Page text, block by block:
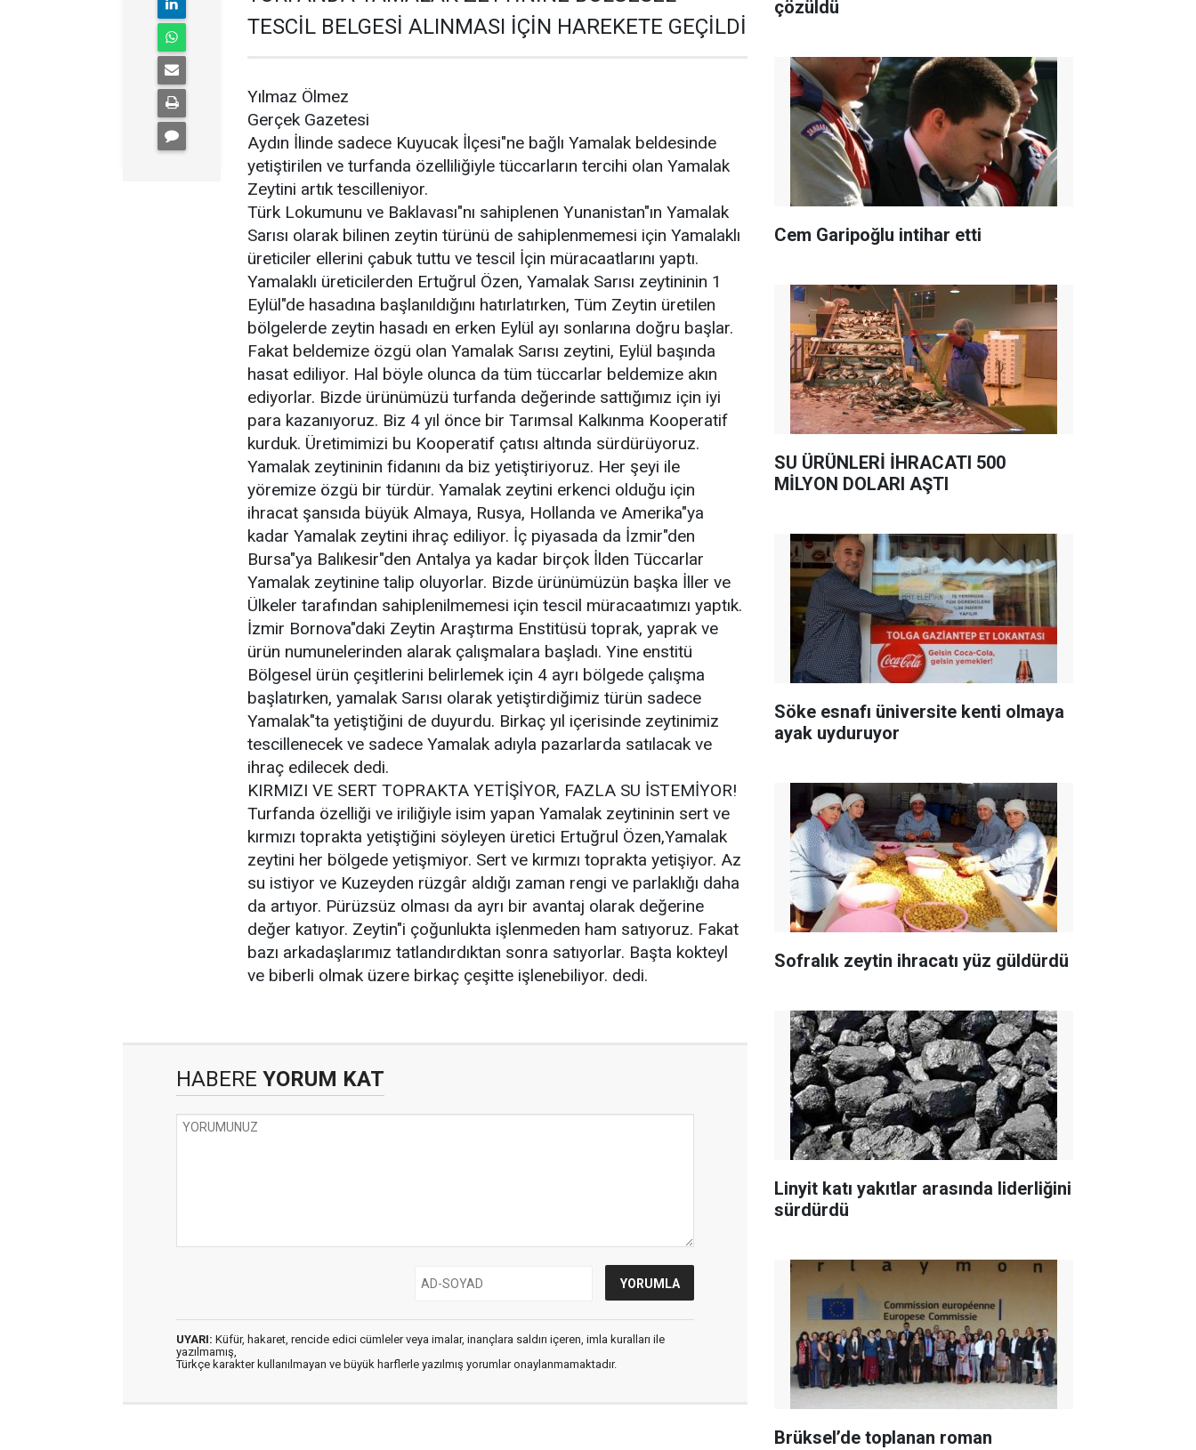
TESCİL BELGESİ ALINMASI İÇİN HAREKETE GEÇİLDİ
Yılmaz Ölmez
Gerçek Gazetesi
Aydın İlinde sadece Kuyucak İlçesi"ne bağlı Yamalak beldesinde
yetiştirilen ve turfanda özelliliğiyle tüccarların tercihi olan Yamalak
Zeytini artık tescilleniyor.
Türk Lokumunu ve Baklavası"nı sahiplenen Yunanistan"ın Yamalak
Sarısı olarak bilinen zeytin türünü de sahiplenmemesi için Yamalaklı
üreticiler ellerini çabuk tuttu ve tescil İçin müracaatlarını yaptı.
Yamalaklı üreticilerden Ertuğrul Özen, Yamalak Sarısı zeytininin 1
Eylül"de hasadına başlanıldığını hatırlatırken, Tüm Zeytin üretilen
bölgelerde zeytin hasadı en erken Eylül ayı sonlarına doğru başlar.
Fakat beldemize özgü olan Yamalak Sarısı zeytini, Eylül başında
hasat ediliyor. Hal böyle olunca da tüm tüccarlar beldemize akın
ediyorlar. Bizde ürünümüzü turfanda değerinde sattığımız için iyi
para kazanıyoruz. Biz 4 yıl önce bir Tarımsal Kalkınma Kooperatif
kurduk. Üretimimizi bu Kooperatif çatısı altında sürdürüyoruz.
Yamalak zeytininin fidanını da biz yetiştiriyoruz. Her şeyi ile
yöremize özgü bir türdür. Yamalak zeytini erkenci olduğu için
ihracat şansıda büyük Almaya, Rusya, Hollanda ve Amerika"ya
kadar Yamalak zeytini ihraç ediliyor. İç piyasada da İzmir"den
Bursa"ya Balıkesir"den Antalya ya kadar birçok İlden Tüccarlar
Yamalak zeytinine talip oluyorlar. Bizde ürünümüzün başka İller ve
Ülkeler tarafından sahiplenilmemesi için tescil müracaatımızı yaptık.
İzmir Bornova"daki Zeytin Araştırma Enstitüsü toprak, yaprak ve
ürün numunelerinden alarak çalışmalara başladı. Yine enstitü
Bölgesel ürün çeşitlerini belirlemek için 4 ayrı bölgede çalışma
başlatırken, yamalak Sarısı olarak yetiştirdiğimiz türün sadece
Yamalak"ta yetiştiğini de duyurdu. Birkaç yıl içerisinde zeytinimiz
tescillenecek ve sadece Yamalak adıyla pazarlarda satılacak ve
ihraç edilecek dedi.
KIRMIZI VE SERT TOPRAKTA YETİŞİYOR, FAZLA SU İSTEMİYOR!
Turfanda özelliği ve iriliğiyle isim yapan Yamalak zeytininin sert ve
kırmızı toprakta yetiştiğini söyleyen üretici Ertuğrul Özen,Yamalak
zeytini her bölgede yetişmiyor. Sert ve kırmızı toprakta yetişiyor. Az
su istiyor ve Kuzeyden rüzgâr aldığı zaman rengi ve parlaklığı daha
da artıyor. Pürüzsüz olması da ayrı bir avantaj olarak değerine
değer katıyor. Zeytin"i çoğunlukta işlenmeden ham satıyoruz. Fakat
bazı arkadaşlarımız tatlandırdıktan sonra satıyorlar. Başta kokteyl
ve biberli olmak üzere birkaç çeşitte işlenebiliyor. dedi.
HABERE YORUM KAT
UYARI: Küfür, hakaret, rencide edici cümleler veya imalar, inançlara saldırı içeren, imla kuralları ile
yazılmamış,
Türkçe karakter kullanılmayan ve büyük harflerle yazılmış yorumlar onaylanmamaktadır.
çözüldü
Cem Garipoğlu intihar etti
SU ÜRÜNLERİ İHRACATI 500
MİLYON DOLARI AŞTI
Söke esnafı üniversite kenti olmaya
ayak uyduruyor
Sofralık zeytin ihracatı yüz güldürdü
Linyit katı yakıtlar arasında liderliğini
sürdürdü
Brüksel’de toplanan roman